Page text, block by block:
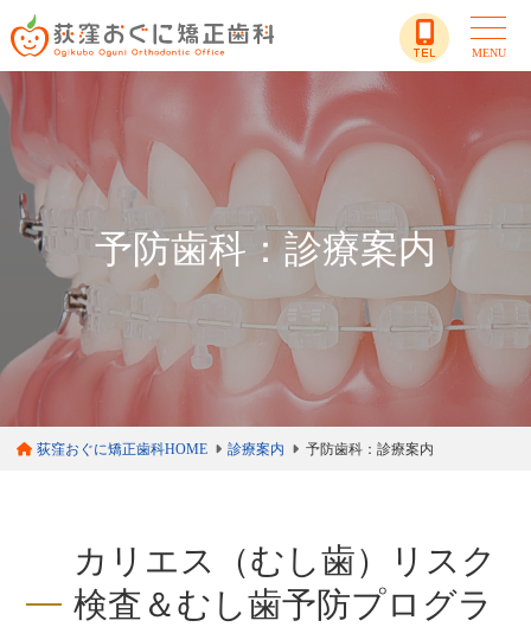
MENU
予防歯科：診療案内
荻窪おぐに矯正歯科HOME 診療案内 予防歯科：診療案内
カリエス（むし歯）リスク
検査＆むし歯予防プログラ